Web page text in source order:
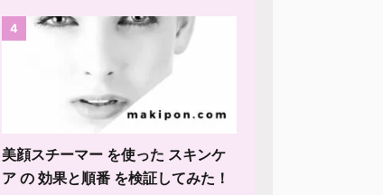
4
美顔スチーマー を使った スキンケ
ア の 効果と順番 を検証してみた！